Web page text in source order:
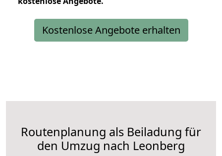
Kostenlose Angebote erhalten
Routenplanung als Beiladung für
den Umzug nach Leonberg